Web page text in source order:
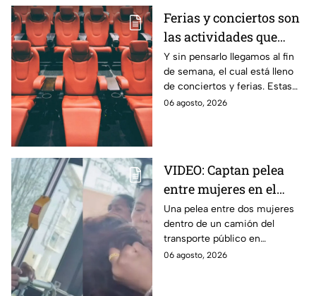
Ferias y conciertos son
las actividades que
habrá en Puebla del 7 al
9 de agosto
Y sin pensarlo llegamos al fin
de semana, el cual está lleno
de conciertos y ferias. Estas
son las actividades que habrá
06 agosto, 2026
VIDEO: Captan pelea
entre mujeres en el
transporte público; así
se desgreñaron en
Monterrey
Una pelea entre dos mujeres
dentro de un camión del
transporte público en
Monterrey, Nuevo León, quedó
06 agosto, 2026